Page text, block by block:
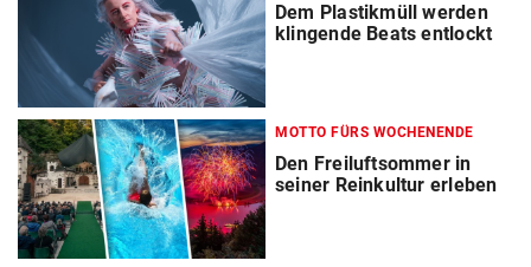
Dem Plastikmüll werden
klingende Beats entlockt
MOTTO FÜRS WOCHENENDE
Den Freiluftsommer in
seiner Reinkultur erleben